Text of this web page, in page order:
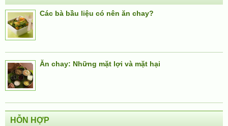
Các bà bầu liệu có nên ăn chay?
Ăn chay: Những mặt lợi và mặt hại
HỖN HỢP